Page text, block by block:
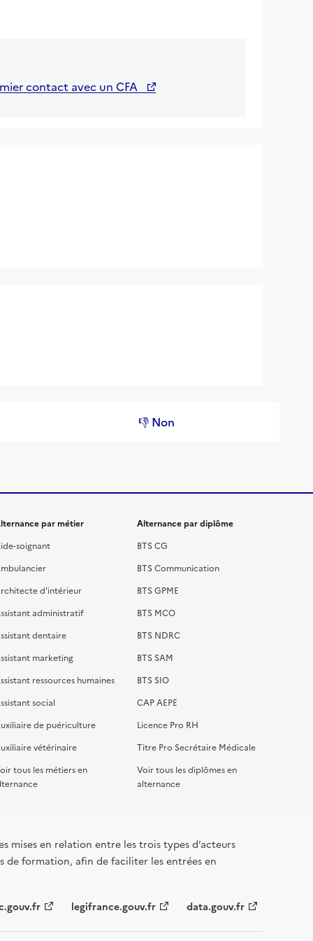
contact avec un CFA
👎 Non
par métier
soignant
d'intérieur
administratif
dentaire
marketing
ressources humaines
social
de puériculture
vétérinaire
tous les métiers en
Alternance par diplôme
BTS CG
BTS Communication
BTS GPME
BTS MCO
BTS NDRC
BTS SAM
BTS SIO
CAP AEPE
Licence Pro RH
Titre Pro Secrétaire Médicale
Voir tous les diplômes en
alternance
mises en relation entre les trois types d’acteurs
de formation, afin de faciliter les entrées en
legifrance.gouv.fr data.gouv.fr